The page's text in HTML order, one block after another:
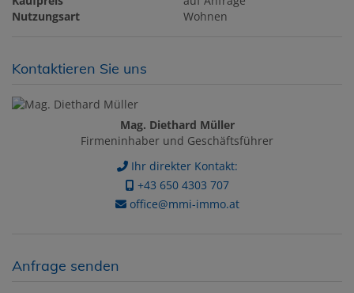
Nutzungsart
Wohnen
Kontaktieren Sie uns
Mag. Diethard Müller
Firmeninhaber und Geschäftsführer
Ihr direkter Kontakt:
+43 650 4303 707
office@mmi-immo.at
Anfrage senden